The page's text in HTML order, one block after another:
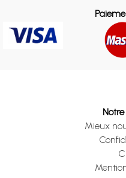
Mieux